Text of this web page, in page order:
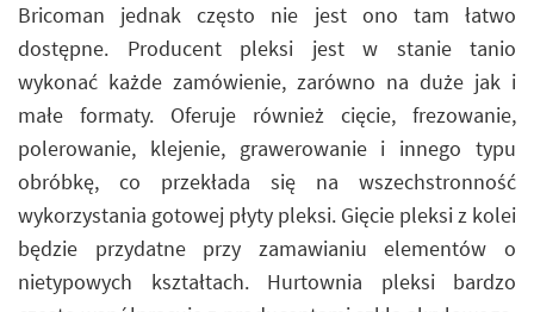
Bricoman jednak często nie jest ono tam łatwo
dostępne. Producent pleksi jest w stanie tanio
wykonać każde zamówienie, zarówno na duże jak i
małe formaty. Oferuje również cięcie, frezowanie,
polerowanie, klejenie, grawerowanie i innego typu
obróbkę, co przekłada się na wszechstronność
wykorzystania gotowej płyty pleksi. Gięcie pleksi z kolei
będzie przydatne przy zamawianiu elementów o
nietypowych kształtach. Hurtownia pleksi bardzo